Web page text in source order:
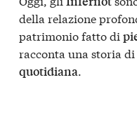
della relazione
patrimonio fatto di
racconta una storia
quotidiana.